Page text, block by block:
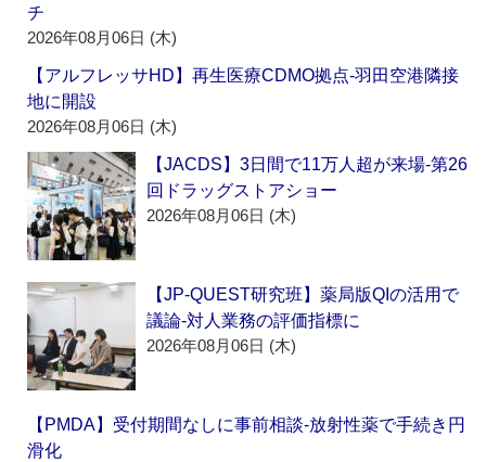
チ
2026年08月06日 (木)
【アルフレッサHD】再生医療CDMO拠点‐羽田空港隣接
地に開設
2026年08月06日 (木)
【JACDS】3日間で11万人超が来場‐第26
回ドラッグストアショー
2026年08月06日 (木)
【JP-QUEST研究班】薬局版QIの活用で
議論‐対人業務の評価指標に
2026年08月06日 (木)
【PMDA】受付期間なしに事前相談‐放射性薬で手続き円
滑化